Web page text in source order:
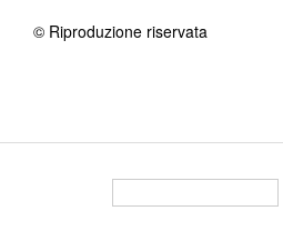
© Riproduzione riservata